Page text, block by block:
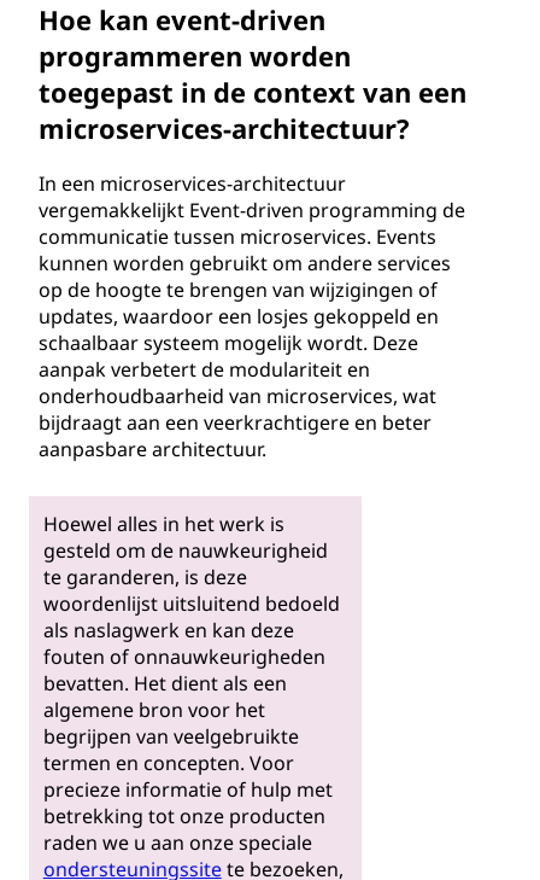
Hoe kan event-driven
programmeren worden
toegepast in de context van een
microservices-architectuur?
In een microservices-architectuur
vergemakkelijkt Event-driven programming de
communicatie tussen microservices. Events
kunnen worden gebruikt om andere services
op de hoogte te brengen van wijzigingen of
updates, waardoor een losjes gekoppeld en
schaalbaar systeem mogelijk wordt. Deze
aanpak verbetert de modulariteit en
onderhoudbaarheid van microservices, wat
bijdraagt aan een veerkrachtigere en beter
aanpasbare architectuur.
Hoewel alles in het werk is
gesteld om de nauwkeurigheid
te garanderen, is deze
woordenlijst uitsluitend bedoeld
als naslagwerk en kan deze
fouten of onnauwkeurigheden
bevatten. Het dient als een
algemene bron voor het
begrijpen van veelgebruikte
termen en concepten. Voor
precieze informatie of hulp met
betrekking tot onze producten
raden we u aan onze speciale
ondersteuningssitete bezoeken,